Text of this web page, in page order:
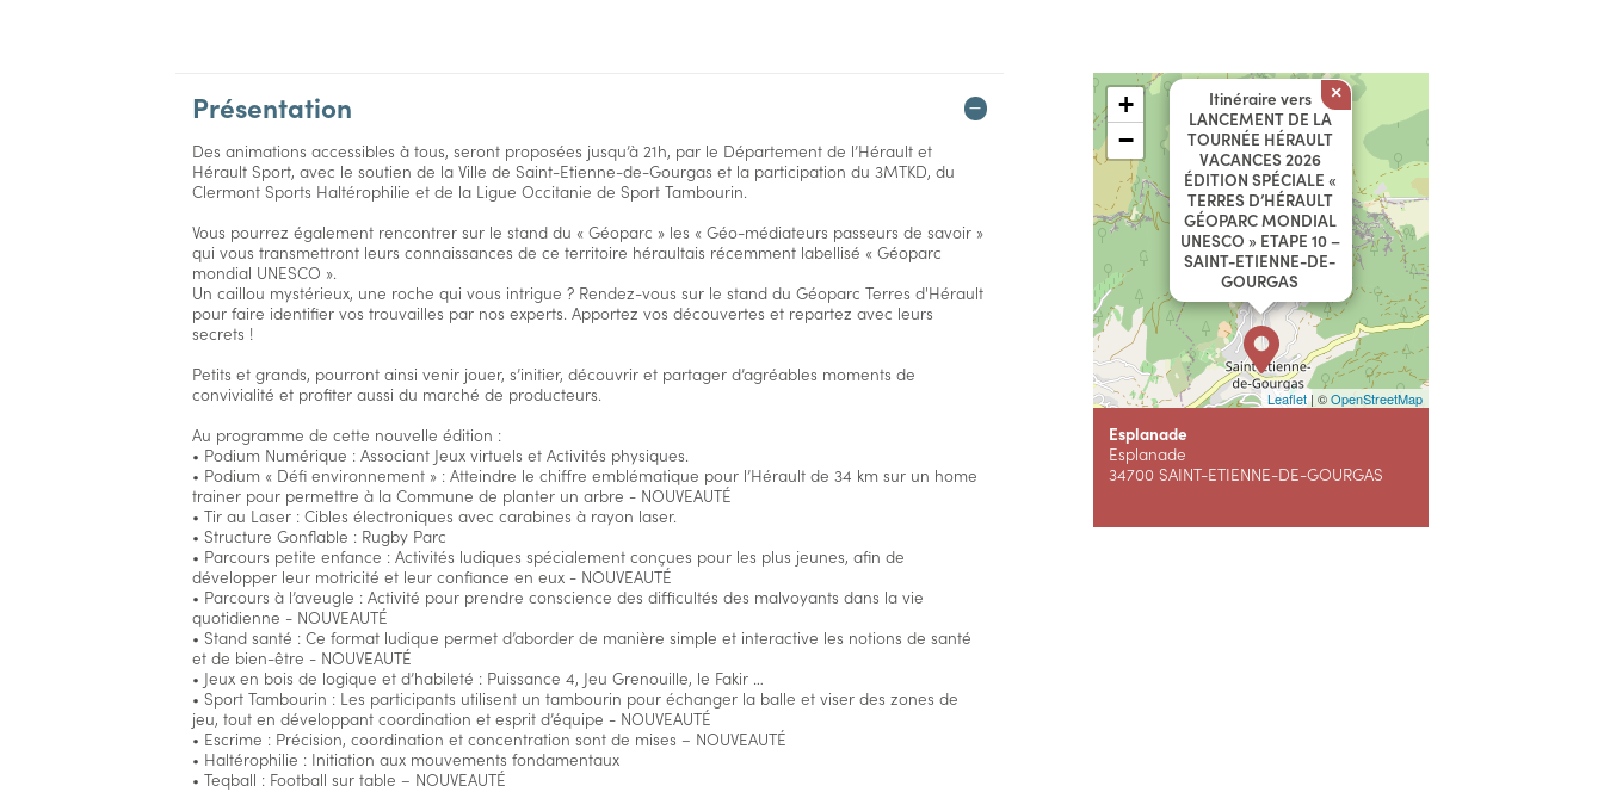
Présentation
Des animations accessibles à tous, seront proposées jusqu’à 21h, par le Département de l’Hérault et
Hérault Sport, avec le soutien de la Ville de Saint-Etienne-de-Gourgas et la participation du 3MTKD, du
Clermont Sports Haltérophilie et de la Ligue Occitanie de Sport Tambourin.
Vous pourrez également rencontrer sur le stand du « Géoparc » les « Géo-médiateurs passeurs de savoir »
qui vous transmettront leurs connaissances de ce territoire héraultais récemment labellisé « Géoparc
mondial UNESCO ».
Un caillou mystérieux, une roche qui vous intrigue ? Rendez-vous sur le stand du Géoparc Terres d'Hérault
pour faire identifier vos trouvailles par nos experts. Apportez vos découvertes et repartez avec leurs
secrets !
Petits et grands, pourront ainsi venir jouer, s’initier, découvrir et partager d’agréables moments de
convivialité et profiter aussi du marché de producteurs.
Au programme de cette nouvelle édition :
• Podium Numérique : Associant Jeux virtuels et Activités physiques.
• Podium « Défi environnement » : Atteindre le chiffre emblématique pour l’Hérault de 34 km sur un home
trainer pour permettre à la Commune de planter un arbre - NOUVEAUTÉ
• Tir au Laser : Cibles électroniques avec carabines à rayon laser.
• Structure Gonflable : Rugby Parc
• Parcours petite enfance : Activités ludiques spécialement conçues pour les plus jeunes, afin de
développer leur motricité et leur confiance en eux - NOUVEAUTÉ
• Parcours à l’aveugle : Activité pour prendre conscience des difficultés des malvoyants dans la vie
quotidienne - NOUVEAUTÉ
• Stand santé : Ce format ludique permet d’aborder de manière simple et interactive les notions de santé
et de bien-être - NOUVEAUTÉ
• Jeux en bois de logique et d’habileté : Puissance 4, Jeu Grenouille, le Fakir …
• Sport Tambourin : Les participants utilisent un tambourin pour échanger la balle et viser des zones de
jeu, tout en développant coordination et esprit d’équipe - NOUVEAUTÉ
• Escrime : Précision, coordination et concentration sont de mises – NOUVEAUTÉ
• Haltérophilie : Initiation aux mouvements fondamentaux
• Teqball : Football sur table – NOUVEAUTÉ
Itinéraire vers
LANCEMENT DE LA
TOURNÉE HÉRAULT
VACANCES 2026
ÉDITION SPÉCIALE «
TERRES D’HÉRAULT
GÉOPARC MONDIAL
UNESCO » ETAPE 10 –
SAINT-ETIENNE-DE-
GOURGAS
×
+
−
Leaflet| ©OpenStreetMap
Esplanade
Esplanade
34700 SAINT-ETIENNE-DE-GOURGAS